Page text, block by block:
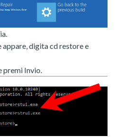
appare, digita cd restore e
premi Invio.